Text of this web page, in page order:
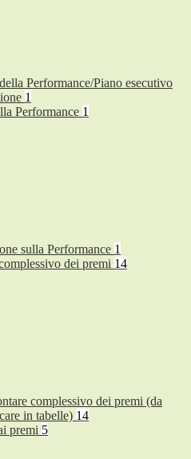
Performance/Piano esecutivo
1
Performance 1
sulla Performance 1
dei premi 14
complessivo dei premi (da
in tabelle) 14
premi 5